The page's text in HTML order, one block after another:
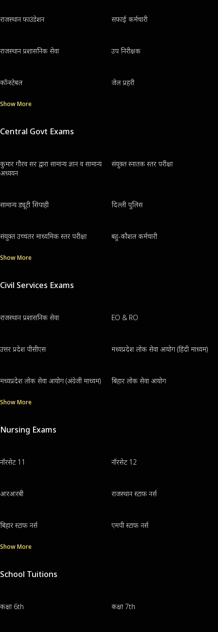
राजस्थान फाउंडेशन सफाई कर्मचारी
राजस्थान प्रशासनिक सेवा उप निरीक्षक
कॉन्स्टेबल जेल प्रहरी
Show More
Central Govt Exams
कुमार गौरव सर द्वारा सामान्य ज्ञान व सामान्य
अध्ययन
संयुक्त स्नातक स्तर परीक्षा
सामान्य ड्यूटी सिपाही दिल्ली पुलिस
संयुक्त उच्चतर माध्यमिक स्तर परीक्षा बहु-कौशल कर्मचारी
Show More
Civil Services Exams
राजस्थान प्रशासनिक सेवा EO & RO
उत्तर प्रदेश पीसीएस मध्यप्रदेश लोक सेवा आयोग (हिंदी माध्यम)
मध्यप्रदेश लोक सेवा आयोग (अंग्रेजी माध्यम) बिहार लोक सेवा आयोग
Show More
Nursing Exams
नॉरसेट 11 नॉरसेट 12
आरआरबी राजस्थान स्टाफ नर्स
बिहार स्टाफ नर्स एमपी स्टाफ नर्स
Show More
School Tuitions
कक्षा 6th कक्षा 7th